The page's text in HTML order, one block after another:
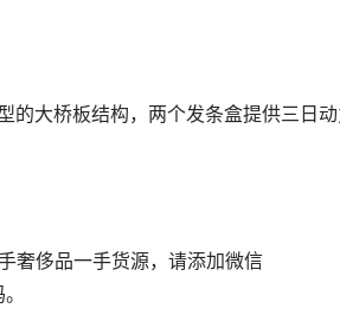
奢侈品一手货源，请添加微信